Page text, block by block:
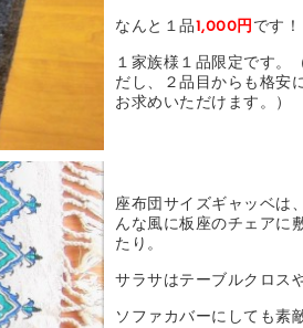
なんと１品1,000円 です！
１家族様１品限定です。
だし、２品目からも格安
お求めいただけます。）
座布団サイズギャッベは
んな風に板座のチェアに
たり。
サラサはテーブルクロス
ソファカバーにしても素